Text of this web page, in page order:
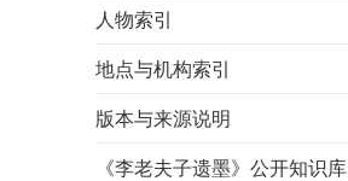
人物索引
地点与机构索引
版本与来源说明
《李老夫子遗墨》公开知识库